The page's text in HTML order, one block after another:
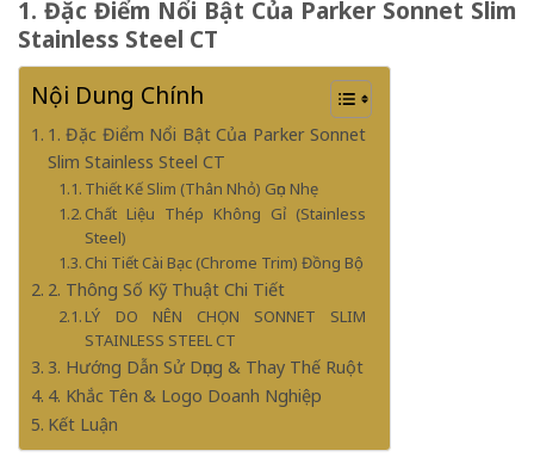
1. Đặc Điểm Nổi Bật Của Parker Sonnet Slim
Stainless Steel CT
Nội Dung Chính
1. Đặc Điểm Nổi Bật Của Parker Sonnet
Slim Stainless Steel CT
Thiết Kế Slim (Thân Nhỏ) Gọn Nhẹ
Chất Liệu Thép Không Gỉ (Stainless
Steel)
Chi Tiết Cài Bạc (Chrome Trim) Đồng Bộ
2. Thông Số Kỹ Thuật Chi Tiết
LÝ DO NÊN CHỌN SONNET SLIM
STAINLESS STEEL CT
3. Hướng Dẫn Sử Dụng & Thay Thế Ruột
4. Khắc Tên & Logo Doanh Nghiệp
Kết Luận